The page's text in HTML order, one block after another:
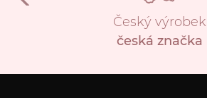
Český výrobek
česká značka